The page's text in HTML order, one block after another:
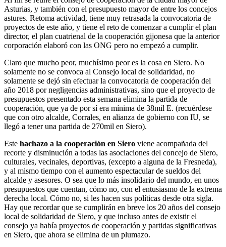
Asturias, y también con el presupuesto mayor de entre los concejos
astures. Retoma actividad, tiene muy retrasada la convocatoria de
proyectos de este año, y tiene el reto de comenzar a cumplir el plan
director, el plan cuatrienal de la cooperación gijonesa que la anterior
corporación elaboró con las ONG pero no empezó a cumplir.
Claro que mucho peor, muchísimo peor es la cosa en Siero. No
solamente no se convoca al Consejo local de solidaridad, no
solamente se dejó sin efectuar la convocatoria de cooperación del
año 2018 por negligencias administrativas, sino que el proyecto de
presupuestos presentado esta semana elimina la partida de
cooperación, que ya de por sí era mínima de 38mil E. (recuérdese
que con otro alcalde, Corrales, en alianza de gobierno con IU, se
llegó a tener una partida de 270mil en Siero).
Este hachazo a la cooperación en Siero viene acompañada del
recorte y disminución a todas las asociaciones del concejo de Siero,
culturales, vecinales, deportivas, (excepto a alguna de la Fresneda),
y al mismo tiempo con el aumento espectacular de sueldos del
alcalde y asesores. O sea que lo más insolidario del mundo, en unos
presupuestos que cuentan, cómo no, con el entusiasmo de la extrema
derecha local. Cómo no, si les hacen sus políticas desde otra sigla.
Hay que recordar que se cumplirán en breve los 20 años del consejo
local de solidaridad de Siero, y que incluso antes de existir el
consejo ya había proyectos de cooperación y partidas significativas
en Siero, que ahora se elimina de un plumazo.